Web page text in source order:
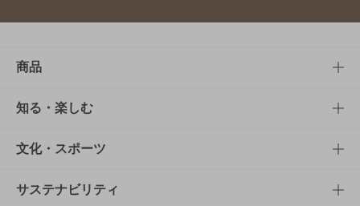
商品
商品TOP
商品一覧
商品発売情報
知る・楽しむ
知る・楽しむTOP
キャンペーン
文化・スポーツ
文化・スポーツTOP
サステナビリティ